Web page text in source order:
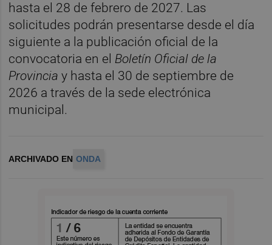
hasta el 28 de febrero de 2027. Las
solicitudes podrán presentarse desde el día
siguiente a la publicación oficial de la
convocatoria en el Boletín Oficial de la
Provincia y hasta el 30 de septiembre de
2026 a través de la sede electrónica
municipal.
ARCHIVADO EN ONDA